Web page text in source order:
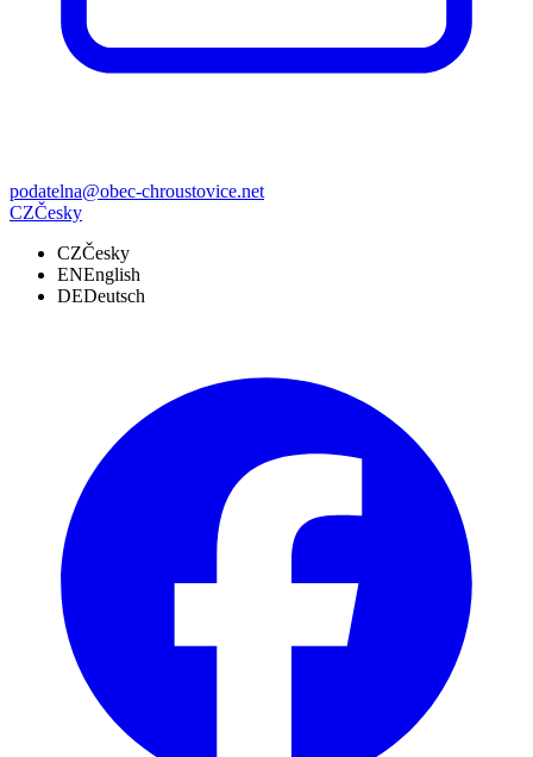
podatelna@obec-chroustovice.net
CZČesky
CZČesky
ENEnglish
DEDeutsch